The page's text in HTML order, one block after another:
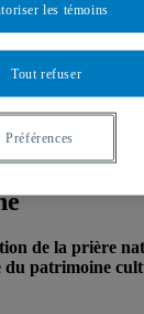
– histoire
– Liste
de l’humanité
de la prière
du patrimoine
Tout refuser
les témoins
Préférences